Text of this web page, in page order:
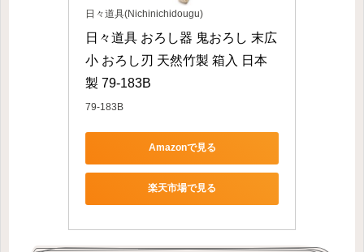
日々道具(Nichinichidougu)
日々道具 おろし器 鬼おろし 末広
小 おろし刃 天然竹製 箱入 日本
製 79-183B
79-183B
Amazonで見る
楽天市場で見る